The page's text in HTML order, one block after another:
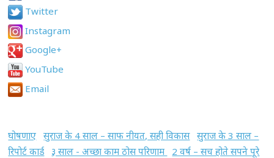
Twitter
Instagram
Google+
YouTube
Email
घोषणाए सुराज के 4 साल – साफ नीयत, सही विकास सुराज के 3 साल –
रिपोर्ट कार्ड
३ साल - अच्छा काम ठोस परिणाम
2 वर्ष – सच होते सपने पूरे